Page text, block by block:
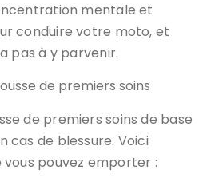
mentale et
conduire votre moto, et
pas à y parvenir.
de premiers soins
de premiers soins de base
cas de blessure. Voici
pouvez emporter :